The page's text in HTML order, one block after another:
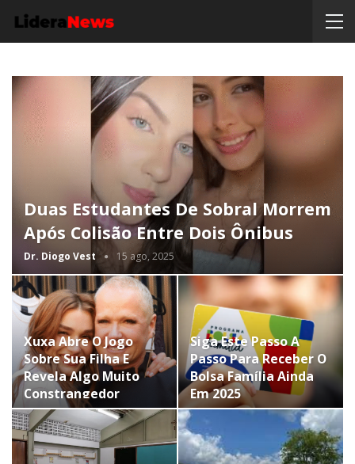
Duas Estudantes De Sobral Morrem
Após Colisão Entre Dois Ônibus
Dr. Diogo Vest 15 ago, 2025
Xuxa Abre O Jogo
Sobre Sua Filha E
Revela Algo Muito
Constrangedor
Siga Este Passo A
Passo Para Receber O
Bolsa Família Ainda
Em 2025